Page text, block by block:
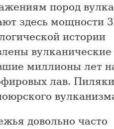
пород
здесь мощности
истории
миллионы лет
лав.
довольно часто